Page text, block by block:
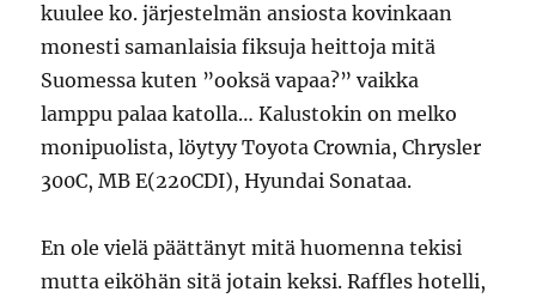
kuulee ko. järjestelmän ansiosta kovinkaan
monesti samanlaisia fiksuja heittoja mitä
Suomessa kuten ”ooksä vapaa?” vaikka
lamppu palaa katolla… Kalustokin on melko
monipuolista, löytyy Toyota Crownia, Chrysler
300C, MB E(220CDI), Hyundai Sonataa.
En ole vielä päättänyt mitä huomenna tekisi
mutta eiköhän sitä jotain keksi. Raffles hotelli,